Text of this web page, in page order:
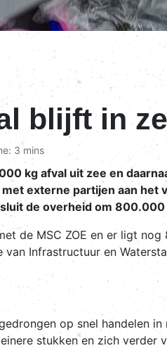
blijft in
3 mins
kg afval uit zee en
externe partijen aan
de overheid om 800.000
de MSC ZOE en er ligt
van Infrastructuur en
op snel handelen
stukken en zich verder